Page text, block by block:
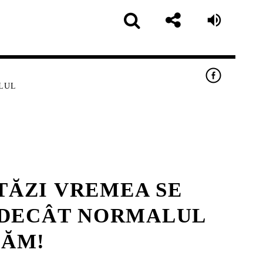
VREMEA SE
NORMALUL